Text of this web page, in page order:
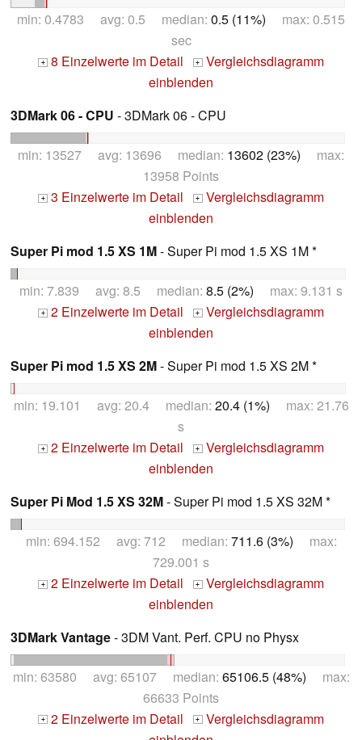
min: 0.4783 avg: 0.5 median: 0.5 (11%) max: 0.515
sec
+ 8 Einzelwerte im Detail + Vergleichsdiagramm
einblenden
3DMark 06 - CPU - 3DMark 06 - CPU
min: 13527 avg: 13696 median: 13602 (23%) max:
13958 Points
+ 3 Einzelwerte im Detail + Vergleichsdiagramm
einblenden
Super Pi mod 1.5 XS 1M- Super Pi mod 1.5 XS 1M *
min: 7.839 avg: 8.5 median: 8.5 (2%) max: 9.131 s
+ 2 Einzelwerte im Detail + Vergleichsdiagramm
einblenden
Super Pi mod 1.5 XS 2M- Super Pi mod 1.5 XS 2M *
min: 19.101 avg: 20.4 median: 20.4 (1%) max: 21.76
s
+ 2 Einzelwerte im Detail + Vergleichsdiagramm
einblenden
Super Pi Mod 1.5 XS 32M- Super Pi mod 1.5 XS 32M *
min: 694.152 avg: 712 median: 711.6 (3%) max:
729.001 s
+ 2 Einzelwerte im Detail + Vergleichsdiagramm
einblenden
3DMark Vantage- 3DM Vant. Perf. CPU no Physx
min: 63580 avg: 65107 median: 65106.5 (48%) max:
66633 Points
+ 2 Einzelwerte im Detail + Vergleichsdiagramm